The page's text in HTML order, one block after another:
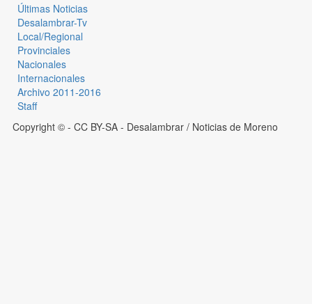
Últimas Noticias
Desalambrar-Tv
Local/Regional
Provinciales
Nacionales
Internacionales
Archivo 2011-2016
Staff
Copyright © - CC BY-SA - Desalambrar / Noticias de Moreno